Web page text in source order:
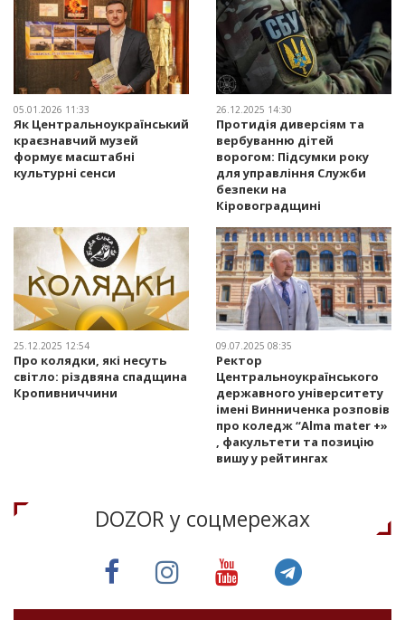
05.01.2026 11:33
Як Центральноукраїнський
краєзнавчий музей
формує масштабні
культурні сенси
26.12.2025 14:30
Протидія диверсіям та
вербуванню дітей
ворогом: Підсумки року
для управління Служби
безпеки на
Кіровоградщині
25.12.2025 12:54
Про колядки, які несуть
світло: різдвяна спадщина
Кропивниччини
09.07.2025 08:35
Ректор
Центральноукраїнського
державного університету
імені Винниченка розповів
про коледж “Alma mater +»
, факультети та позицію
вишу у рейтингах
DOZOR у соцмережах